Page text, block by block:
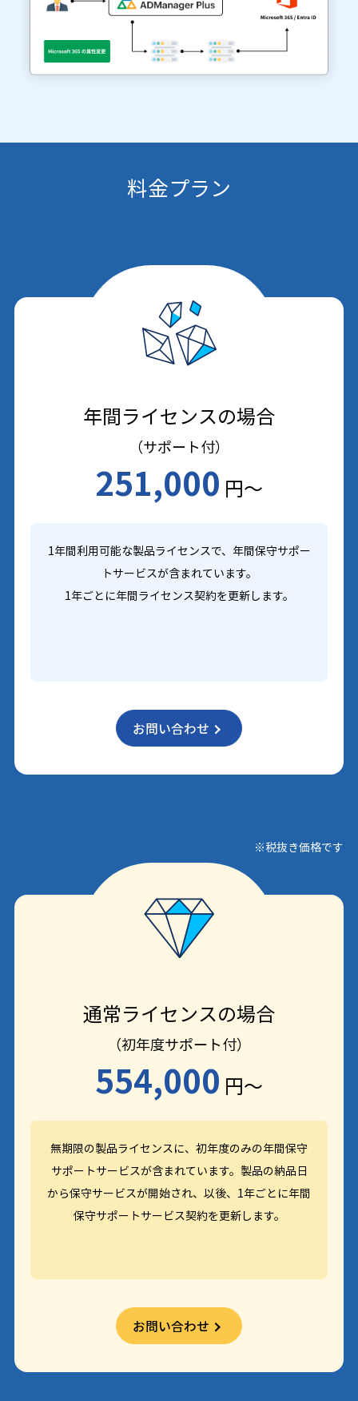
料金プラン
年間ライセンスの場合
（サポート付）
251,000 円～
1年間利用可能な製品ライセンスで、年間保守サポー
トサービスが含まれています。
1年ごとに年間ライセンス契約を更新します。
お問い合わせ
※税抜き価格です
通常ライセンスの場合
（初年度サポート付）
554,000 円～
無期限の製品ライセンスに、初年度のみの年間保守
サポートサービスが含まれています。製品の納品日
から保守サービスが開始され、以後、1年ごとに年間
保守サポートサービス契約を更新します。
お問い合わせ